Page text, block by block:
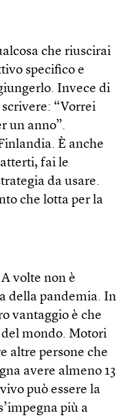
che riuscirai
specifico e
Invece di
“Vorrei
un anno”.
È anche
fai le
da usare.
che lotta per la
volte non è
della pandemia. In
vantaggio è che
mondo. Motori
altre persone che
avere almeno 13
può essere la
più a